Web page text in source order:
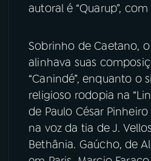
autoral é “Quarup”,
Sobrinho de Caetano,
alinhava suas
“Canindé”, enquanto o
religioso rodopia na
de Paulo César
na voz da tia de J.
Bethânia. Gaúcho, de